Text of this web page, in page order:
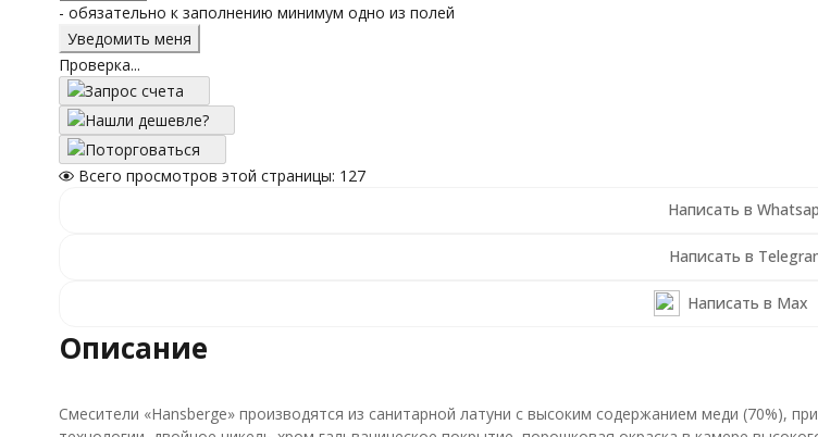
- обязательно к заполнению минимум одно из полей
Проверка...
Запрос счета
Нашли дешевле?
Поторговаться
Всего просмотров этой страницы: 127
Написать в
Написать в
Написать в Max
Описание
Смесители «Hansberge» производятся из санитарной латуни с высоким содержанием меди (70%),